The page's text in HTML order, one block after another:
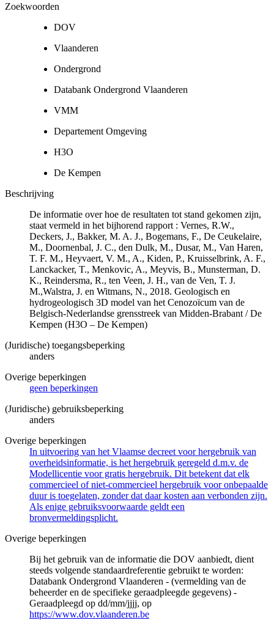
Zoekwoorden
DOV
Vlaanderen
Ondergrond
Databank Ondergrond Vlaanderen
VMM
Departement Omgeving
H3O
De Kempen
Beschrijving
De informatie over hoe de resultaten tot stand gekomen zijn,
staat vermeld in het bijhorend rapport : Vernes, R.W.,
Deckers, J., Bakker, M. A. J., Bogemans, F., De Ceukelaire,
M., Doornenbal, J. C., den Dulk, M., Dusar, M., Van Haren,
T. F. M., Heyvaert, V. M., A., Kiden, P., Kruisselbrink, A. F.,
Lanckacker, T., Menkovic, A., Meyvis, B., Munsterman, D.
K., Reindersma, R., ten Veen, J. H., van de Ven, T. J.
M.,Walstra, J. en Witmans, N., 2018. Geologisch en
hydrogeologisch 3D model van het Cenozoïcum van de
Belgisch-Nederlandse grensstreek van Midden-Brabant / De
Kempen (H3O – De Kempen)
(Juridische) toegangsbeperking
anders
Overige beperkingen
geen beperkingen
(Juridische) gebruiksbeperking
anders
Overige beperkingen
In uitvoering van het Vlaamse decreet voor hergebruik van
overheidsinformatie, is het hergebruik geregeld d.m.v. de
Modellicentie voor gratis hergebruik. Dit betekent dat elk
commercieel of niet-commercieel hergebruik voor onbepaalde
duur is toegelaten, zonder dat daar kosten aan verbonden zijn.
Als enige gebruiksvoorwaarde geldt een
bronvermeldingsplicht.
Overige beperkingen
Bij het gebruik van de informatie die DOV aanbiedt, dient
steeds volgende standaardreferentie gebruikt te worden:
Databank Ondergrond Vlaanderen - (vermelding van de
beheerder en de specifieke geraadpleegde gegevens) -
Geraadpleegd op dd/mm/jjjj, op
https://www.dov.vlaanderen.be